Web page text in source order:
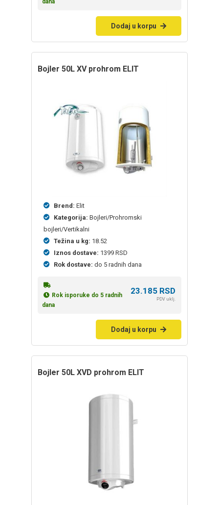
dana
Dodaj u korpu
bojler 50L XV prohrom ELIT
Brend: Elit
Kategorija: Bojleri/Prohromski
bojleri/Vertikalni
Težina u kg: 18.52
Iznos dostave: 1399 RSD
Rok dostave: do 5 radnih dana
Rok isporuke do 5 radnih
dana
23.185 RSD
PDV uklj.
Dodaj u korpu
bojler 50L XVD prohrom ELIT